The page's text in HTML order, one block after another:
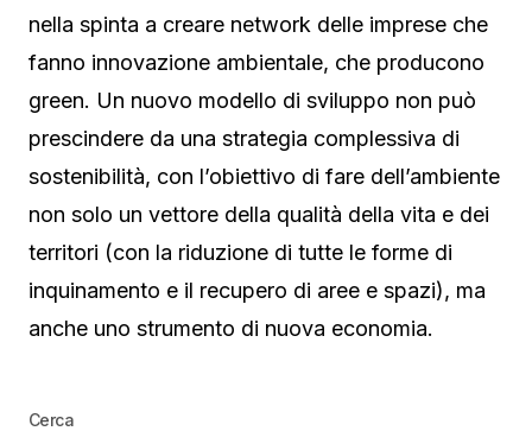
nella spinta a creare network delle imprese che
fanno innovazione ambientale, che producono
green. Un nuovo modello di sviluppo non può
prescindere da una strategia complessiva di
sostenibilità, con l’obiettivo di fare dell’ambiente
non solo un vettore della qualità della vita e dei
territori (con la riduzione di tutte le forme di
inquinamento e il recupero di aree e spazi), ma
anche uno strumento di nuova economia.
Cerca